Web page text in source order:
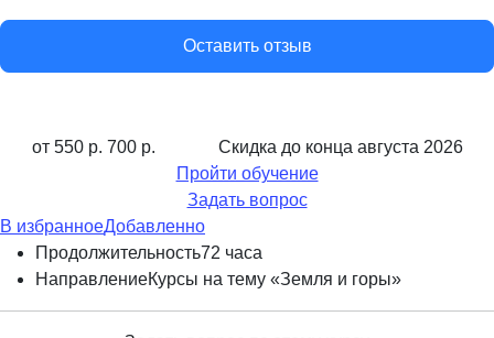
Оставить отзыв
от 550 р. 700 р. Скидка до конца августа 2026
Пройти обучение
Задать вопрос
В избранноеДобавленно
Продолжительность72 часа
НаправлениеКурсы на тему «Земля и горы»